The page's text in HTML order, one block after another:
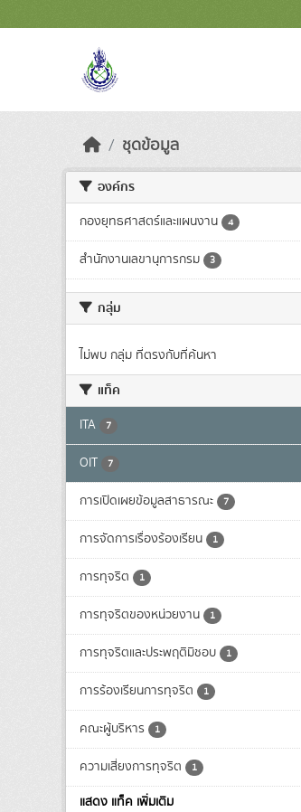
ชุดข้อมูล
องค์กร
กองยุทธศาสตร์และแผนงาน 4
สำนักงานเลขานุการกรม 3
กลุ่ม
ไม่พบ กลุ่ม ที่ตรงกับที่ค้นหา
แท็ค
ITA 7
OIT 7
การเปิดเผยข้อมูลสาธารณะ 7
การจัดการเรื่องร้องเรียน 1
การทุจริต 1
การทุจริตของหน่วยงาน 1
การทุจริตและประพฤติมิชอบ 1
การร้องเรียนการทุจริต 1
คณะผู้บริหาร 1
ความเสี่ยงการทุจริต 1
แสดง แท็ค เพิ่มเติม